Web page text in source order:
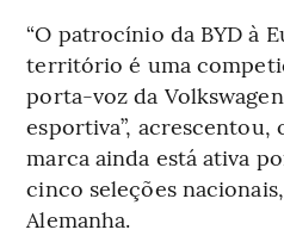
“O patrocínio da BYD à
território é uma
porta-voz da
esportiva”, acrescentou,
marca ainda está ativa
cinco seleções
Alemanha.